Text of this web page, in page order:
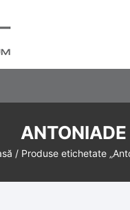
ANTONIADE
/ Produse etichetate